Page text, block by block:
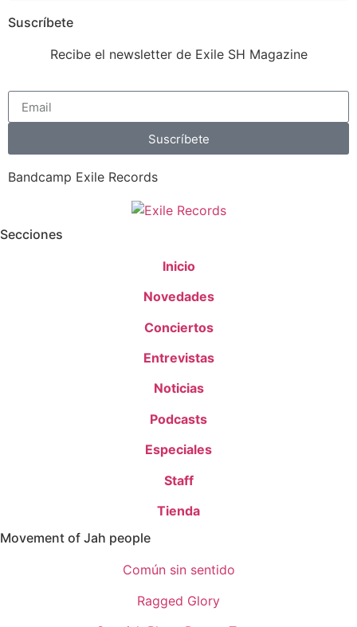
Suscríbete
Recibe el newsletter de Exile SH Magazine
Suscríbete
Bandcamp Exile Records
Secciones
Inicio
Novedades
Conciertos
Entrevistas
Noticias
Podcasts
Especiales
Staff
Tienda
Movement of Jah people
Común sin sentido
Ragged Glory